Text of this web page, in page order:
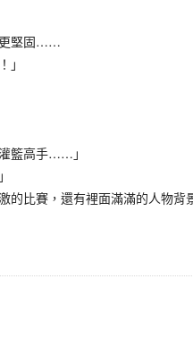
堅固……
籃高手……」
比賽，還有裡面滿滿的人物背